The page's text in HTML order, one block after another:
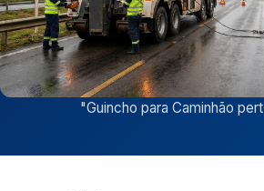
"Guincho para Caminhão